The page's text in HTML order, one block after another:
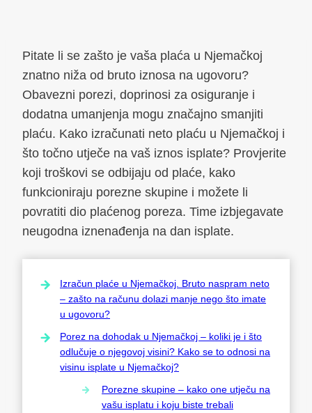
Pitate li se zašto je vaša plaća u Njemačkoj
znatno niža od bruto iznosa na ugovoru?
Obavezni porezi, doprinosi za osiguranje i
dodatna umanjenja mogu značajno smanjiti
plaću. Kako izračunati neto plaću u Njemačkoj i
što točno utječe na vaš iznos isplate? Provjerite
koji troškovi se odbijaju od plaće, kako
funkcioniraju porezne skupine i možete li
povratiti dio plaćenog poreza. Time izbjegavate
neugodna iznenađenja na dan isplate.
Izračun plaće u Njemačkoj. Bruto naspram neto
– zašto na računu dolazi manje nego što imate
u ugovoru?
Porez na dohodak u Njemačkoj – koliki je i što
odlučuje o njegovoj visini? Kako se to odnosi na
visinu isplate u Njemačkoj?
Porezne skupine – kako one utječu na
vašu isplatu i koju biste trebali